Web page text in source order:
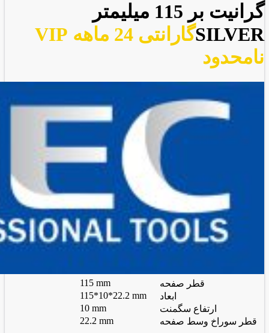
گرانیت بر 115 میلیمتر
SILVER
گارانتی 24 ماهه VIP
نامحدود
قطر صفحه
115 mm
ابعاد
115*10*22.2 mm
ارتفاع سگمنت
10 mm
قطر سوراخ وسط صفحه
22.2 mm